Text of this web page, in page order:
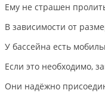
Ему не страшен
В зависимости от
У бассейна есть
Если это необходимо,
Они надёжно